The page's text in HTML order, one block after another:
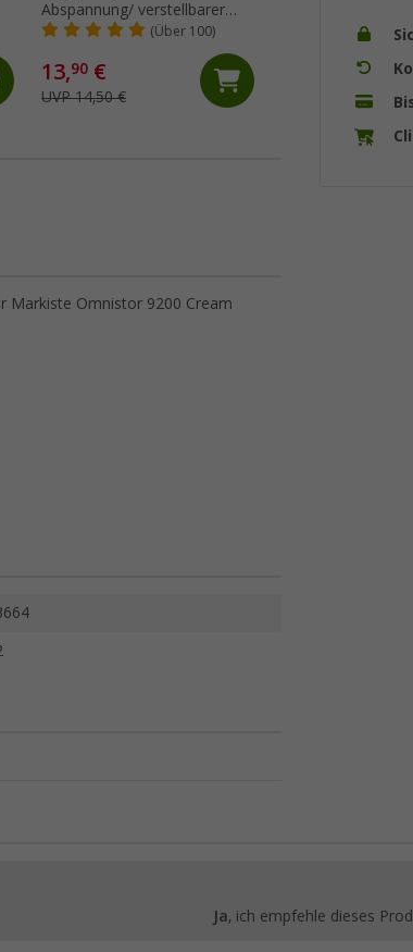
Abspannung/ verstellbarer
Markiesenspanngurt(Über 100)
13,90 €
UVP 14,50 €
6200 + 6300 250(99)
Markiste Omnistor 9200 Cream
Ja, ich empfehle dieses